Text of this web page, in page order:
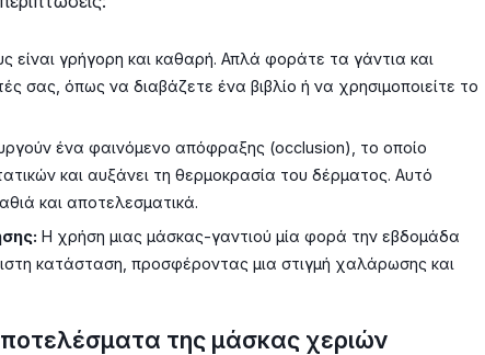
είναι γρήγορη και καθαρή. Απλά φοράτε τα γάντια και
σας, όπως να διαβάζετε ένα βιβλίο ή να χρησιμοποιείτε το
ένα φαινόμενο απόφραξης (occlusion), το οποίο
και αυξάνει τη θερμοκρασία του δέρματος. Αυτό
και αποτελεσματικά.
Η χρήση μιας μάσκας-γαντιού μία φορά την εβδομάδα
κατάσταση, προσφέροντας μια στιγμή χαλάρωσης και
της μάσκας χεριών